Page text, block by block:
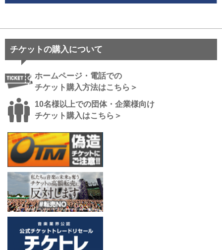
チケットの購入について
ホームページ・電話での
チケット購入方法はこちら＞
10名様以上での団体・企業様向け
チケット購入はこちら＞